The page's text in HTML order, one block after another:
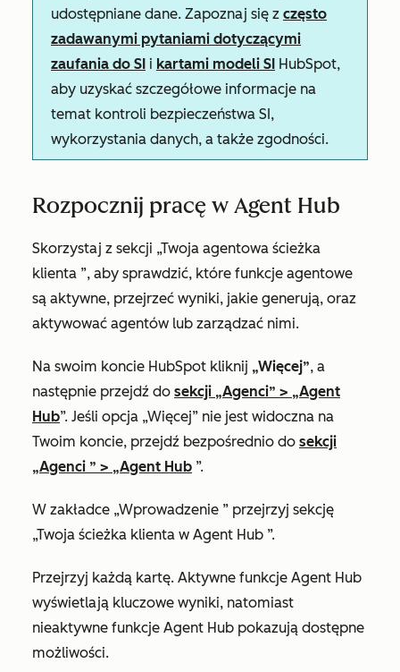
udostępniane dane. Zapoznaj się z często
zadawanymi pytaniami dotyczącymi
zaufania do SI i kartami modeli SI HubSpot,
aby uzyskać szczegółowe informacje na
temat kontroli bezpieczeństwa SI,
wykorzystania danych, a także zgodności.
Rozpocznij pracę w Agent Hub
Skorzystaj z sekcji „Twoja agentowa ścieżka
klienta ”, aby sprawdzić, które funkcje agentowe
są aktywne, przejrzeć wyniki, jakie generują, oraz
aktywować agentów lub zarządzać nimi.
Na swoim koncie HubSpot kliknij „Więcej”, a
następnie przejdź do sekcji „Agenci” > „Agent
Hub”. Jeśli opcja „Więcej” nie jest widoczna na
Twoim koncie, przejdź bezpośrednio do sekcji
„Agenci ” > „Agent Hub ”.
W zakładce „Wprowadzenie ” przejrzyj sekcję
„Twoja ścieżka klienta w Agent Hub ”.
Przejrzyj każdą kartę. Aktywne funkcje Agent Hub
wyświetlają kluczowe wyniki, natomiast
nieaktywne funkcje Agent Hub pokazują dostępne
możliwości.